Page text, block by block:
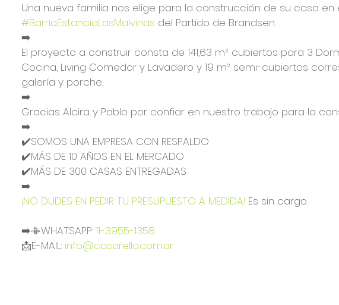
Una nueva familia nos elige para la construcción de su casa en
#BarrioEstanciaLasMalvinas del Partido de Brandsen.
➡️
El proyecto a construir consta de 141,63 m² cubiertos para 3
Cocina, Living Comedor y Lavadero y 19 m² semi-cubiertos
galería y porche.
➡️
Gracias Alcira y Pablo por confiar en nuestro trabajo para la
➡️
✔️SOMOS UNA EMPRESA CON RESPALDO
✔️MÁS DE 10 AÑOS EN EL MERCADO
✔️MÁS DE 300 CASAS ENTREGADAS
➡️
¡NO DUDES EN PEDIR TU PRESUPUESTO A MEDIDA! Es sin cargo.
➡️📳WHATSAPP: 11-3955-1358
📩E-MAIL: info@casarella.com.ar